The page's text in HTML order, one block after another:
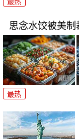
思念水饺被美制
最热